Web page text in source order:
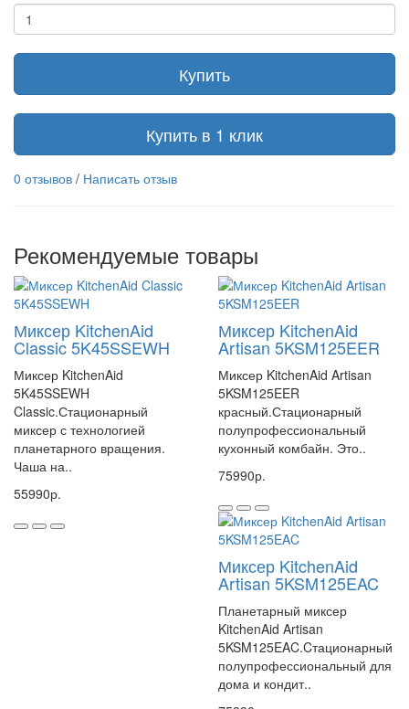
Купить
Купить в 1 клик
0 отзывов / Написать отзыв
Рекомендуемые товары
Миксер KitchenAid
Classic 5K45SSEWH
Миксер KitchenAid
5K45SSEWH
Classic.Стационарный
миксер с технологией
планетарного вращения.
Чаша на..
55990р.
Миксер KitchenAid
Artisan 5KSM125EER
Миксер KitchenAid Artisan
5KSM125EER
красный.Стационарный
полупрофессиональный
кухонный комбайн. Это..
75990р.
Миксер KitchenAid
Artisan 5KSM125EAC
Планетарный миксер
KitchenAid Artisan
5KSM125EAC.Cтационарный
полупрофессиональный для
дома и кондит..